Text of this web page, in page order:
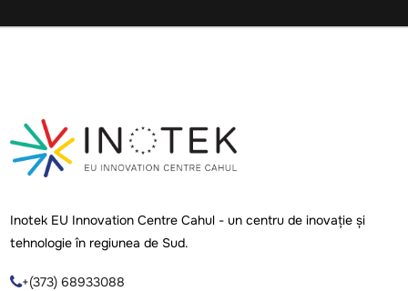
Inotek EU Innovation Centre Cahul - un centru de inovație și
tehnologie în regiunea de Sud.
+(373) 68933088